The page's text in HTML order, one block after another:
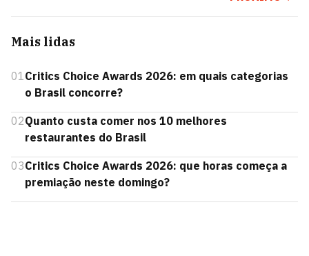
Mais lidas
01Critics Choice Awards 2026: em quais categorias
o Brasil concorre?
02Quanto custa comer nos 10 melhores
restaurantes do Brasil
03Critics Choice Awards 2026: que horas começa a
premiação neste domingo?